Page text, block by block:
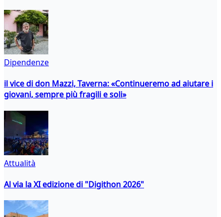
Dipendenze
il vice di don Mazzi, Taverna: «Continueremo ad aiutare i
giovani, sempre più fragili e soli»
Attualità
Al via la XI edizione di "Digithon 2026"